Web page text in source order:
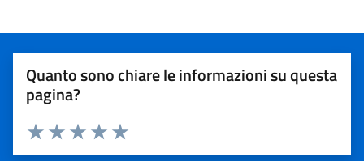
Quanto sono chiare le informazioni su questa
pagina?
Valuta 5 stelle su 5
Valuta 4 stelle su 5
Valuta 3 stelle su 5
Valuta 2 stelle su 5
Valuta 1 stelle su 5